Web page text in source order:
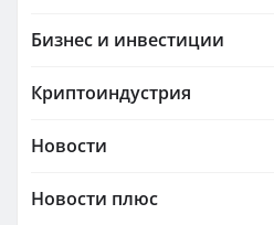
Бизнес и инвестиции
Криптоиндустрия
Новости
Новости плюс